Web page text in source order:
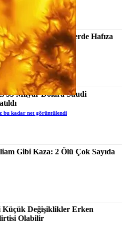
Terapisi Yaşlı Bireylerde Hafıza
55 Milyar Dolara Suudi
Gibi Kaza: 2 Ölü Çok Sayıda
Küçük Değişiklikler Erken
Olabilir
bu kadar net görüntülendi